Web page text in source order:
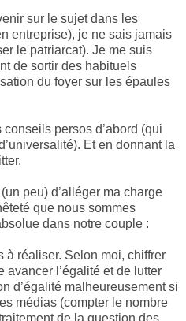
sur le sujet dans les
entreprise), je ne sais jamais
le patriarcat). Je me suis
de sortir des habituels
du foyer sur les épaules
persos d’abord (qui
Et en donnant la
peu) d’alléger ma charge
que nous sommes
dans notre couple :
à réaliser. Selon moi, chiffrer
avancer l’égalité et de lutter
d’égalité malheureusement si
médias (compter le nombre